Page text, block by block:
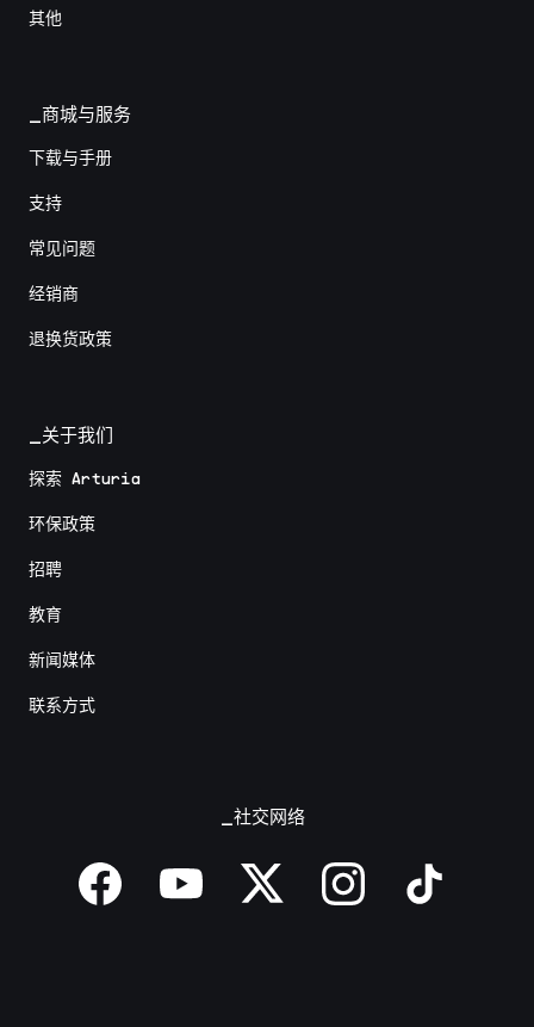
其他
_商城与服务
下载与手册
支持
常见问题
经销商
退换货政策
_关于我们
探索 Arturia
环保政策
招聘
教育
新闻媒体
联系方式
_社交网络